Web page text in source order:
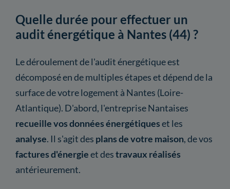
Quelle durée pour effectuer un
audit énergétique à Nantes (44) ?
Le déroulement de l'audit énergétique est
décomposé en de multiples étapes et dépend de la
surface de votre logement à Nantes (Loire-
Atlantique). D'abord, l'entreprise Nantaises
recueille vos données énergétiqueset les
analyse. Il s'agit des plans de votre maison, de vos
factures d'énergieet destravaux réalisés
antérieurement.